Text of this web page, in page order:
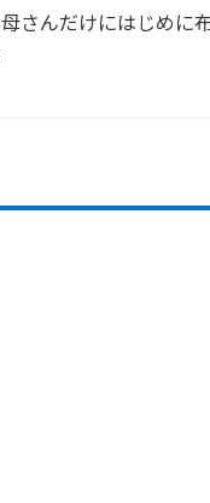
さんだけにはじめに